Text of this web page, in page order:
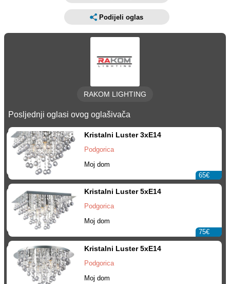
Podijeli oglas
RAKOM LIGHTING
Posljednji oglasi ovog oglašivača
Kristalni Luster 3xE14
Podgorica
Moj dom
65€
Kristalni Luster 5xE14
Podgorica
Moj dom
75€
Kristalni Luster 5xE14
Podgorica
Moj dom